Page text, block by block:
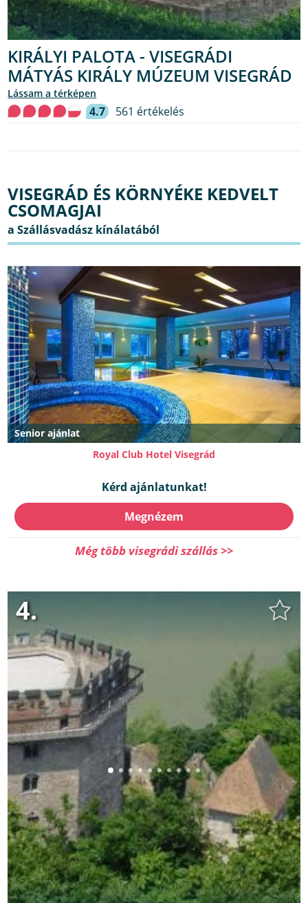
KIRÁLYI PALOTA - VISEGRÁDI
MÁTYÁS KIRÁLY MÚZEUM VISEGRÁD
lássam a térképen
4.7 561 értékelés
VISEGRÁD ÉS KÖRNYÉKE KEDVELT
CSOMAGJAI
Senior ajánlat
Royal Club Hotel Visegrád
Kérd ajánlatunkat!
Megnézem
Még több visegrádi szállás >>
4.